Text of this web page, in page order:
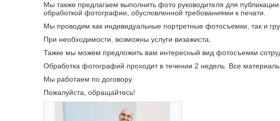
Мы также предлагаем выполнить фото руководителя для
обработкой фотографии, обусловленной требованиями к печати.
Мы проводим как индивидуальные портретные фотосъемки, так и
При необходимости, возможны услуги визажиста.
Тажке мы можем предложить вам интересный вид фотосъемки
Обработка фотографий проходит в течении 2 недель. Все
Мы работаем по договору.
Пожалуйста, обращайтесь!